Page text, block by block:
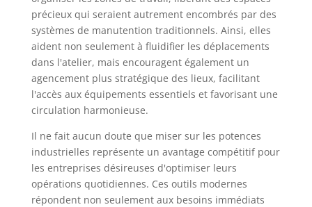
précieux qui seraient autrement encombrés par des
systèmes de manutention traditionnels. Ainsi, elles
aident non seulement à fluidifier les déplacements
dans l'atelier, mais encouragent également un
agencement plus stratégique des lieux, facilitant
l'accès aux équipements essentiels et favorisant une
circulation harmonieuse.
Il ne fait aucun doute que miser sur les potences
industrielles représente un avantage compétitif pour
les entreprises désireuses d'optimiser leurs
opérations quotidiennes. Ces outils modernes
répondent non seulement aux besoins immédiats